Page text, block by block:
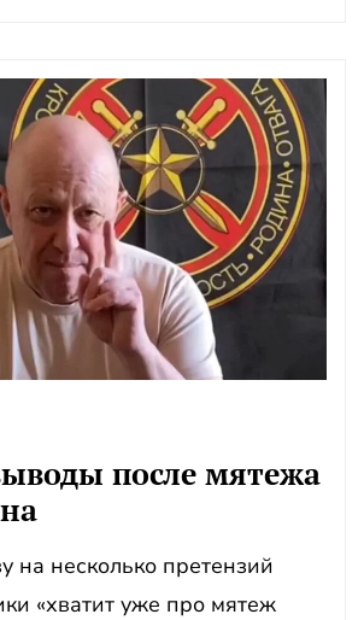
после мятежа
на несколько претензий
«хватит уже про мятеж